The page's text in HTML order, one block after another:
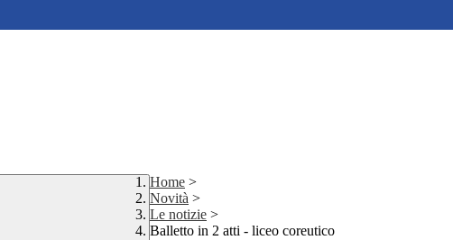
Home >
Novità >
Le notizie >
Balletto in 2 atti - liceo coreutico